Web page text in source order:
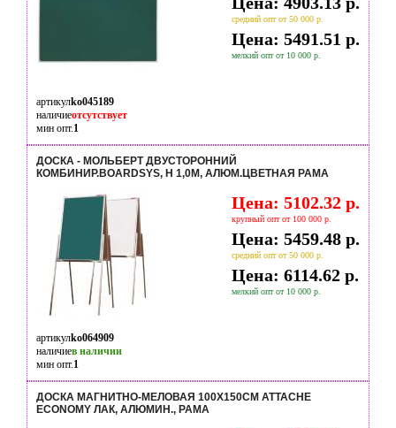
средний опт от 50 000 р.
Цена: 5491.51 р.
мелкий опт от 10 000 р.
артикулko045189
наличиеотсутствует
мин опт.1
ДОСКА - МОЛЬБЕРТ ДВУСТОРОННИЙ
КОМБИНИР.BOARDSYS, H 1,0М, АЛЮМ.ЦВЕТНАЯ РАМА
Цена: 5102.32 р.
крупный опт от 100 000 р.
Цена: 5459.48 р.
средний опт от 50 000 р.
Цена: 6114.62 р.
мелкий опт от 10 000 р.
артикулko064909
наличиев наличии
мин опт.1
ДОСКА МАГНИТНО-МЕЛОВАЯ 100Х150СМ ATTACHE
ECONOMY ЛАК, АЛЮМИН., РАМА